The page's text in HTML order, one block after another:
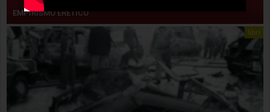
EMPIRISMO ERETICO
libri